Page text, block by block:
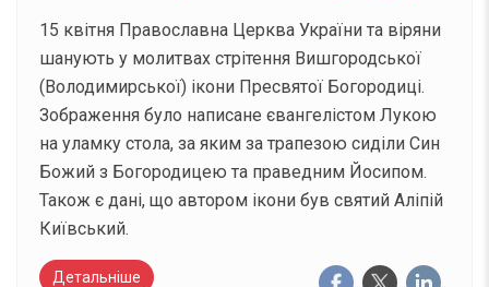
15 квітня Православна Церква України та віряни
шанують у молитвах стрітення Вишгородської
(Володимирської) ікони Пресвятої Богородиці.
Зображення було написане євангелістом Лукою
на уламку стола, за яким за трапезою сиділи Син
Божий з Богородицею та праведним Йосипом.
Також є дані, що автором ікони був святий Аліпій
Київський.
Детальніше